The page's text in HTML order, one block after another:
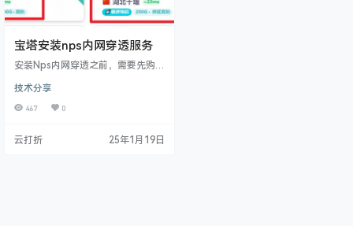
宝塔安装nps内网穿透服务
安装Nps内网穿透之前，需要先购买
器！他家 服务器相对来说既稳定又
便宜，关键是还能选择大带宽！对
我选择的他们家湖北十堰机房，带
技术分享
467 0
云打折 25年1月19日